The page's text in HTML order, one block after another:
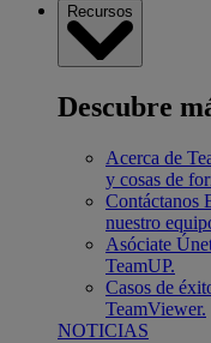
Recursos
Descubre
Acerca de
y cosas de
Contáctanos
nuestro
Asóciate
TeamUP.
Casos de
TeamViewer.
NOTICIAS